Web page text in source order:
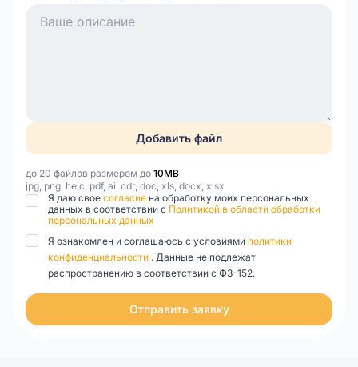
Добавить файл
до 20 файлов размером до 10MB
jpg, png, heic, pdf, ai, cdr, doc, xls, docx, xlsx
Я даю свое согласие на обработку моих персональных
данных в соответствии с Политикой в области обработки
персональных данных
Я ознакомлен и соглашаюсь с условиями политики
конфиденциальности . Данные не подлежат
распространению в соответствии с ФЗ-152.
Отправить заявку